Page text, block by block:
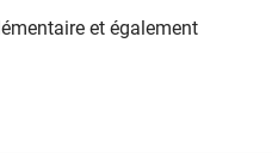
et également